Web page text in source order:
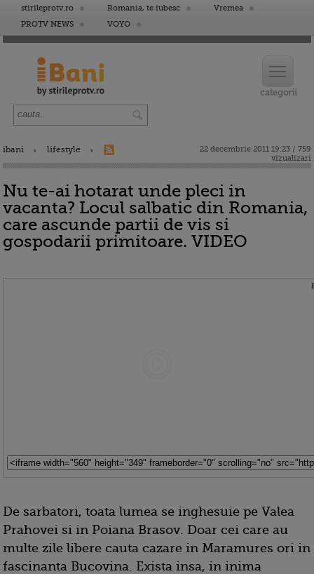
stirileprotv.ro Romania, te iubesc
Vremea
PROTV NEWS
VOYO
ibani lifestyle
22 decembrie 2011 19:23 / 759
vizualizari
Nu te-ai hotarat unde pleci in
vacanta? Locul salbatic din Romania,
care ascunde partii de vis si
gospodarii primitoare. VIDEO
De sarbatori, toata lumea se inghesuie pe Valea
Prahovei si in Poiana Brasov. Doar cei care au
multe zile libere cauta cazare in Maramures ori in
fascinanta Bucovina. Exista insa, in inima